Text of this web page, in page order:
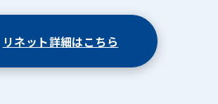
リネット詳細はこちら